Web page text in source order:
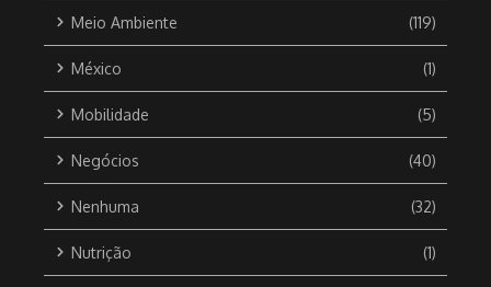
Meio Ambiente (119)
México (1)
Mobilidade (5)
Negócios (40)
Nenhuma (32)
Nutrição (1)